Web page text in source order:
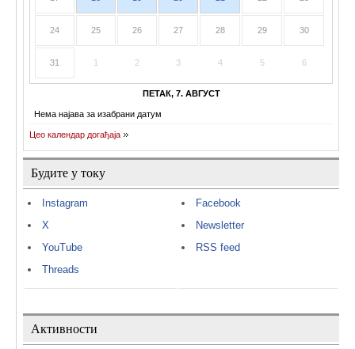
24 25 26 27 28 29 30
31 1 2 3 4 5 6
ПЕТАК, 7. АВГУСТ
Нема најава за изабрани датум
Цео календар догађаја
Будите у току
Instagram
X
YouTube
Threads
Facebook
Newsletter
RSS feed
Активности